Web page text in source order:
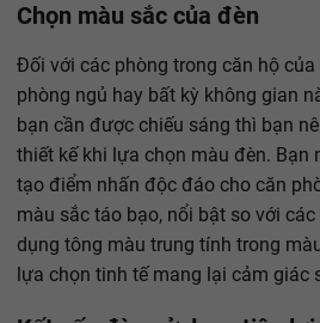
Chọn màu sắc của đèn
Đối với các phòng trong căn hộ
phòng ngủ hay bất kỳ không gian
bạn cần được chiếu sáng thì bạn
thiết kế khi lựa chọn màu đèn. Bạn
tạo điểm nhấn độc đáo cho căn
màu sắc táo bạo, nổi bật so với
dụng tông màu trung tính trong
lựa chọn tinh tế mang lại cảm giác